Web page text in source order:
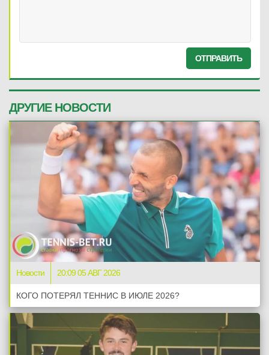
ОТПРАВИТЬ
ДРУГИЕ НОВОСТИ
Новости 20:09 05 АВГ 2026
КОГО ПОТЕРЯЛ ТЕННИС В ИЮЛЕ 2026?